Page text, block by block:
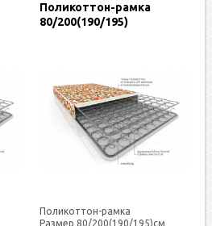
Поликоттон-рамка
80/200(190/195)
Поликоттон-рамка
Размер 80/200(190/195)см